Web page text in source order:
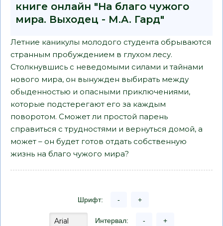
книге онлайн "На благо чужого
мира. Выходец - М.А. Гард"
Летние каникулы молодого студента обрываются
странным пробуждением в глухом лесу.
Столкнувшись с неведомыми силами и тайнами
нового мира, он вынужден выбирать между
обыденностью и опасными приключениями,
которые подстерегают его за каждым
поворотом. Сможет ли простой парень
справиться с трудностями и вернуться домой, а
может – он будет готов отдать собственную
жизнь на благо чужого мира?
Шрифт: - +
Интервал: - +